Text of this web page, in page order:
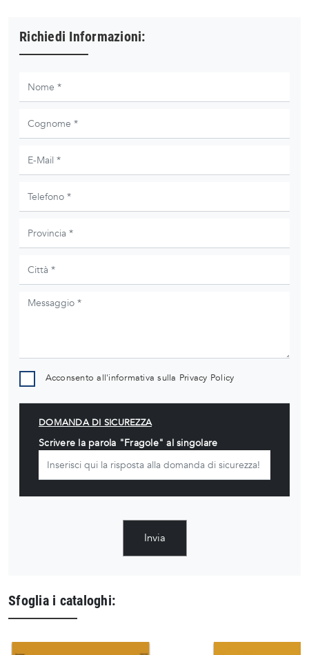
Richiedi Informazioni:
Acconsento all'informativa sulla Privacy Policy
DOMANDA DI SICUREZZA
Scrivere la parola "Fragole" al singolare
Invia
Sfoglia i cataloghi: